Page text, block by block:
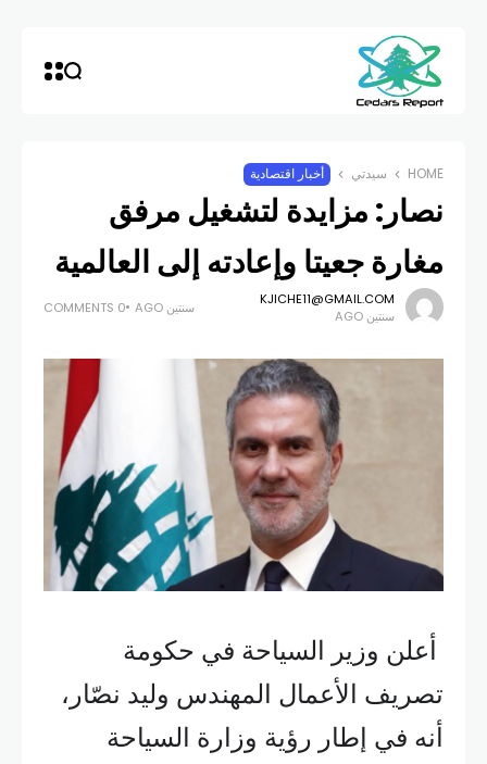
HOME سيدتي أخبار اقتصادية
نصار: مزايدة لتشغيل مرفق
مغارة جعيتا وإعادته إلى العالمية
KJICHE11@GMAIL.COM
سنتين AGO
سنتين AGO 0 COMMENTS
أعلن وزير السياحة في حكومة
تصريف الأعمال المهندس وليد نصّار،
أنه في إطار رؤية وزارة السياحة